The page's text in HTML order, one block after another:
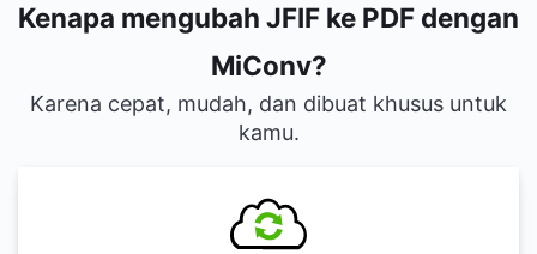
Kenapa mengubah JFIF ke PDF dengan
MiConv?
Karena cepat, mudah, dan dibuat khusus untuk
kamu.